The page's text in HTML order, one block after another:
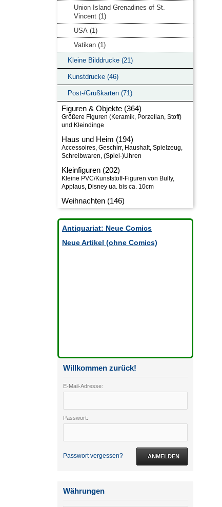
Union Island Grenadines of St.
Vincent (1)
USA (1)
Vatikan (1)
Kleine Bilddrucke (21)
Kunstdrucke (46)
Post-/Grußkarten (71)
Figuren & Objekte (364)
Haus und Heim (194)
Kleinfiguren (202)
Weihnachten (146)
Antiquariat: Neue Comics
Neue Artikel (ohne Comics)
Willkommen zurück!
E-Mail-Adresse:
Passwort:
Passwort vergessen? ANMELDEN
Währungen